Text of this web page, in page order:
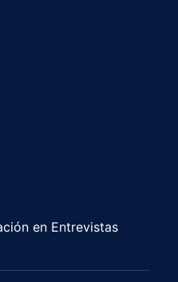
en Entrevistas